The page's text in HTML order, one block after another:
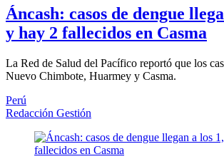
Áncash: casos de dengue
y hay 2 fallecidos en Casma
La Red de Salud del Pacífico reportó que los
Nuevo Chimbote, Huarmey y Casma.
Perú
Redacción Gestión